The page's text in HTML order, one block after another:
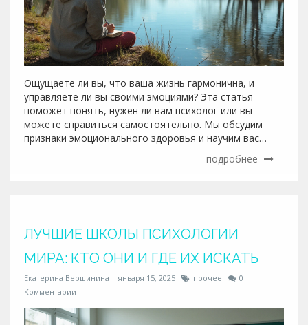
Ощущаете ли вы, что ваша жизнь гармонична, и
управляете ли вы своими эмоциями? Эта статья
поможет понять, нужен ли вам психолог или вы
можете справиться самостоятельно. Мы обсудим
признаки эмоционального здоровья и научим вас
состояние. Узнайте, когда стоит обратиться к
подробнее
ЛУЧШИЕ ШКОЛЫ ПСИХОЛОГИИ
МИРА: КТО ОНИ И ГДЕ ИХ ИСКАТЬ
Екатерина Вершинина января 15, 2025 прочее
0
Комментарии